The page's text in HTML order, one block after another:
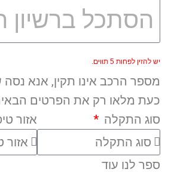
יש להזין לפחות 5 תווים.
מספר הרכב אינו תקין, אנא נסה
כעת מלאו רק את הפרטים הבאים
סוג התקלה
אזור
ספר לנו עוד